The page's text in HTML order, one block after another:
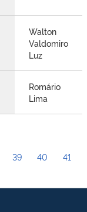
Walton
Valdomiro
Luz
Romário
Lima
39 40 41